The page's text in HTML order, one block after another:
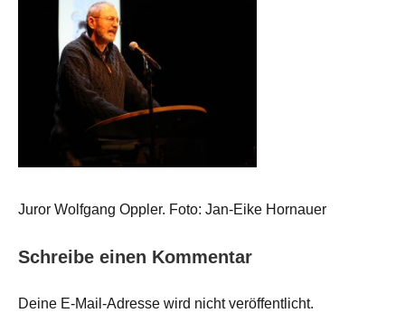
Juror Wolfgang Oppler. Foto: Jan-Eike Hornauer
Schreibe einen Kommentar
Deine E-Mail-Adresse wird nicht veröffentlicht.